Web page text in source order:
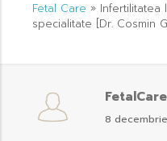
Fetal Care » Infertilitatea
specialitate [Dr. Cosmin
FetalCare
8